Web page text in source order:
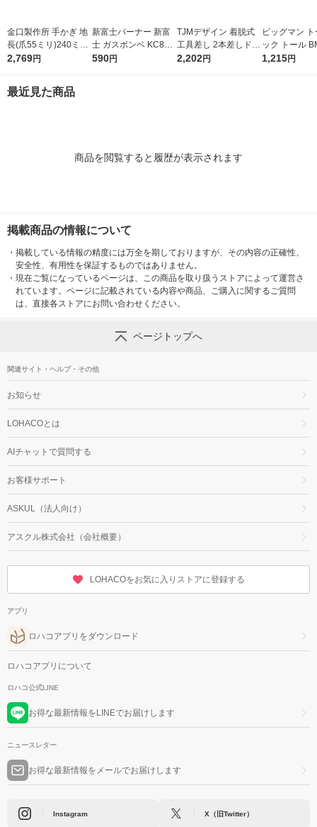
金口製作所 手かぎ 地
長(爪55ミリ)240ミリ
015501 1個
2,769円
新富士バーナー 新富
士 ガスボンベ KC860
1本
590円
TJMデザイン 着脱式
工具差し 2本差しドラ
イバー用 SFKSN-P2S
2,202円
ビッグマン
ック トール
個
1,215円
最近見た商品
商品を閲覧すると履歴が表示されます
掲載商品の情報について
・ 掲載している情報の精度には万全を期しておりますが、その内容の正確性、
安全性、有用性を保証するものではありません。
・ 現在ご覧になっているページは、この商品を取り扱うストアによって運営さ
れています。ページに記載されている内容や商品、ご購入に関するご質問
は、直接各ストアにお問い合わせください。
ページトップへ
関連サイト・ヘルプ・その他
お知らせ
LOHACOとは
AIチャットで質問する
お客様サポート
ASKUL（法人向け）
アスクル株式会社（会社概要）
LOHACOをお気に入りストアに登録する
アプリ
ロハコアプリをダウンロード
ロハコアプリについて
ロハコ公式LINE
お得な最新情報をLINEでお届けします
ニュースレター
お得な最新情報をメールでお届けします
Instagram X（旧Twitter）